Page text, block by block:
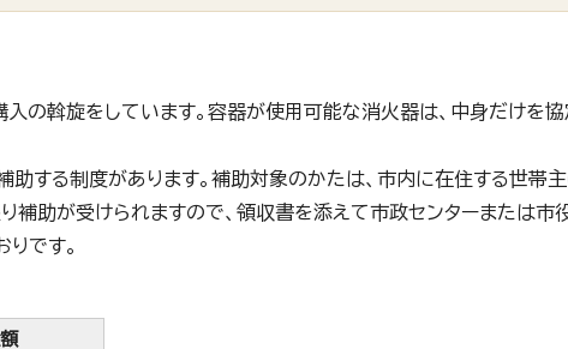
の斡旋をしています。容器が使用可能な消火器は、中身だけを協
する制度があります。補助対象のかたは、市内に在住する世帯
補助が受けられますので、領収書を添えて市政センターまたは市
です。